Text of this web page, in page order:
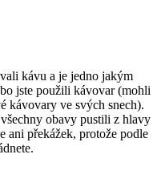
kávu a je jedno jakým
jste použili kávovar (mohli
kávovary ve svých snech).
obavy pustili z hlavy
ani překážek, protože podle